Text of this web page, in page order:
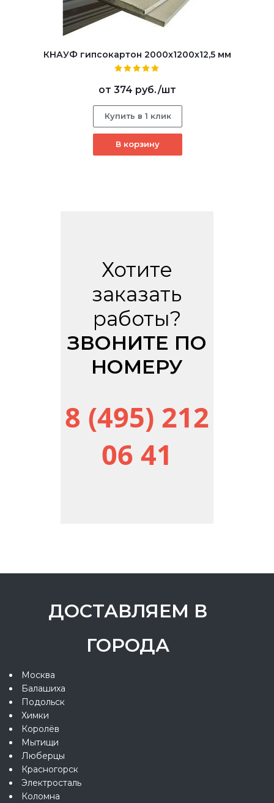
КНАУФ гипсокартон 2000x1200x12,5 мм
от 374 руб./шт
Купить в 1 клик
В корзину
Хотите
заказать
работы?
ЗВОНИТЕ ПО
НОМЕРУ
8 (495) 212
06 41
ДОСТАВЛЯЕМ В
ГОРОДА
Москва
Балашиха
Подольск
Химки
Королёв
Мытищи
Люберцы
Красногорск
Электросталь
Коломна